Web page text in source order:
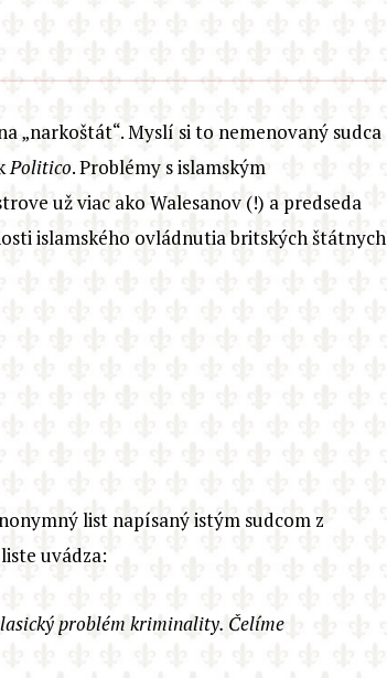
„narkoštát“. Myslí si to nemenovaný sudca
Politico. Problémy s islamským
už viac ako Walesanov (!) a predseda
islamského ovládnutia britských štátnych
list napísaný istým sudcom z
liste uvádza:
problém kriminality. Čelíme